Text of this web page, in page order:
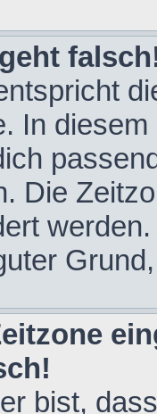
In
Die
bist,